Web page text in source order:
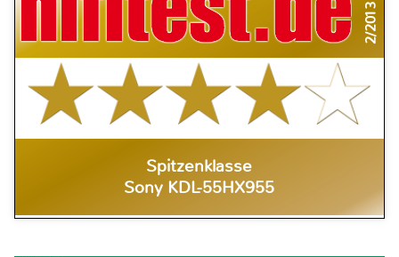
2/2013
Spitzenklasse
Sony KDL-55HX955